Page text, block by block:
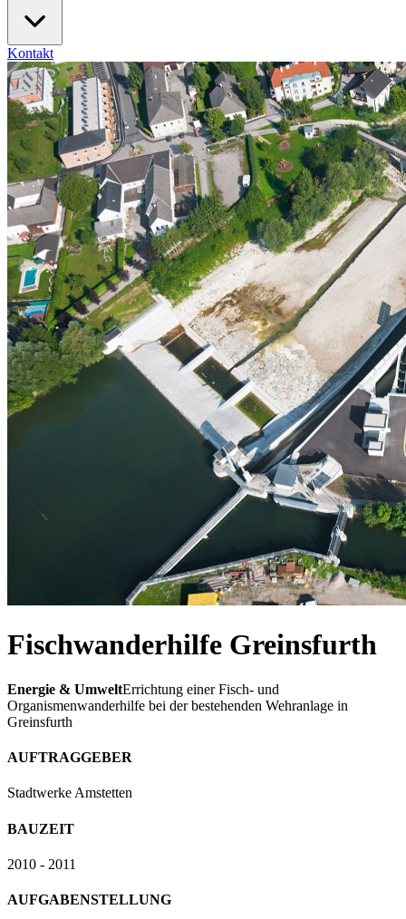
Kontakt
Fischwander­hilfe Greinsfurth
Energie & UmweltErrichtung einer Fisch- und
Organismenwanderhilfe bei der bestehenden Wehranlage in
Greinsfurth
AUFTRAGGEBER
Stadtwerke Amstetten
BAUZEIT
2010 - 2011
AUFGABENSTELLUNG